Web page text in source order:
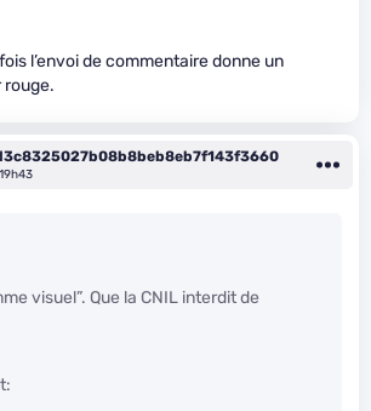
l’envoi de commentaire donne un
rouge.
visuel”. Que la CNIL interdit de